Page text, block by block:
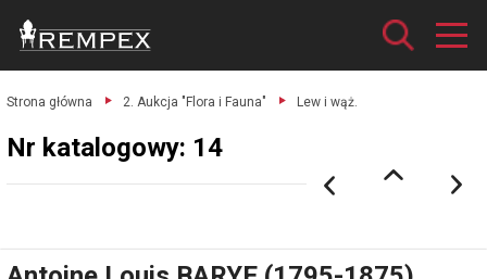
Strona główna 2. Aukcja "Flora i Fauna" Lew i wąż.
Nr katalogowy: 14